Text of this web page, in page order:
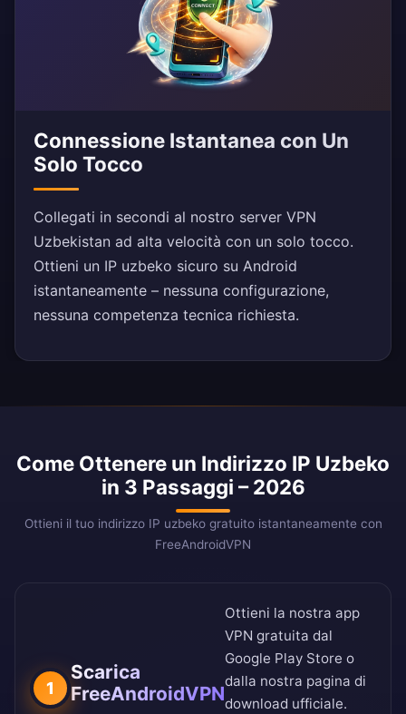
Connessione Istantanea con Un
Solo Tocco
Collegati in secondi al nostro server VPN
Uzbekistan ad alta velocità con un solo tocco.
Ottieni un IP uzbeko sicuro su Android
istantaneamente – nessuna configurazione,
nessuna competenza tecnica richiesta.
Come Ottenere un Indirizzo IP Uzbeko
in 3 Passaggi – 2026
Ottieni il tuo indirizzo IP uzbeko gratuito istantaneamente con
FreeAndroidVPN
1
Scarica
FreeAndroidVPN
Ottieni la nostra app
VPN gratuita dal
Google Play Store o
dalla nostra pagina di
download ufficiale.